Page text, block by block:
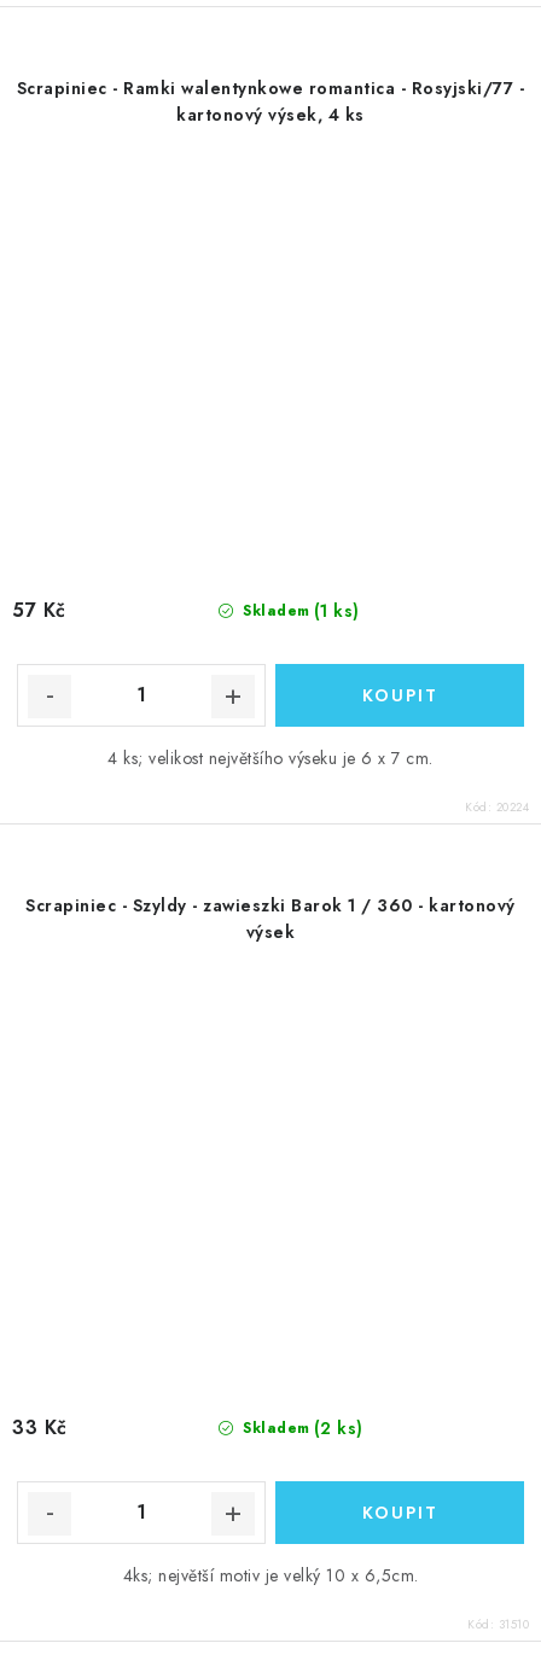
Scrapiniec - Ramki walentynkowe romantica - Rosyjski/77 -
kartonový výsek, 4 ks
Skladem (1 ks)
57 Kč
4 ks; velikost největšího výseku je 6 x 7 cm.
Kód: 20224
Scrapiniec - Szyldy - zawieszki Barok 1 / 360 - kartonový
výsek
Skladem (2 ks)
33 Kč
4ks; největší motiv je velký 10 x 6,5cm.
Kód: 31510